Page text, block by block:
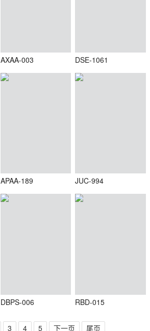
AXAA-003 DSE-1061
APAA-189 JUC-994
DBPS-006 RBD-015
3 4 5 下一页 尾页